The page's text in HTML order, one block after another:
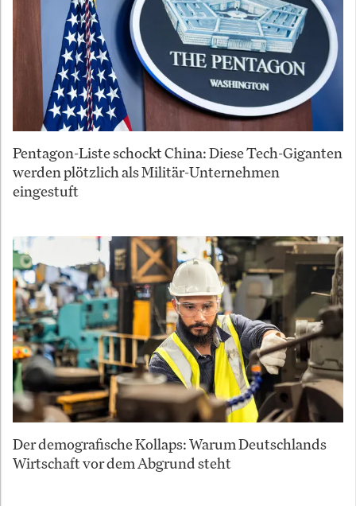
Pentagon-Liste schockt China: Diese Tech-Giganten
werden plötzlich als Militär-Unternehmen
eingestuft
Der demografische Kollaps: Warum Deutschlands
Wirtschaft vor dem Abgrund steht